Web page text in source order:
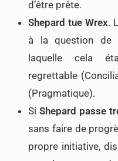
d’être prête.
Shepard tue Wrex.
à la question de
laquelle cela
regrettable
(Pragmatique).
SiShepard passe
sans faire de
propre initiative,